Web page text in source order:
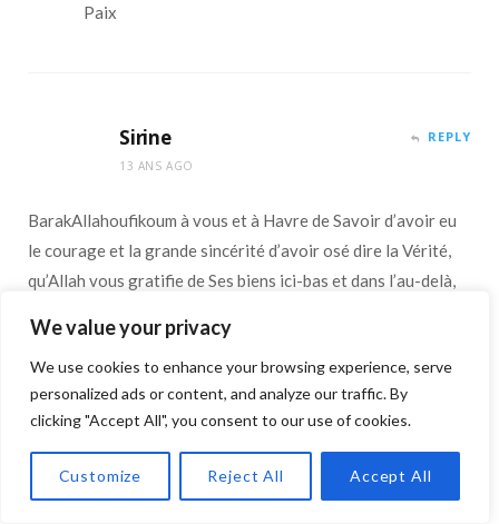
We value your privacy
We use cookies to enhance your browsing experience, serve
personalized ads or content, and analyze our traffic. By
clicking "Accept All", you consent to our use of cookies.
Customize Reject All Accept All
Paix
Sirine
13 ANS AGO
REPLY
BarakAllahoufikoum à vous et à Havre de Savoir d’avoir eu
le courage et la grande sincérité d’avoir osé dire la Vérité,
qu’Allah vous gratifie de Ses biens ici-bas et dans l’au-delà,
Honnêtement, quel plaisir de (re)découvrir ces vérités, la
Vérité de Dieu, que beaucoup de gens s’efforcent à vouloir
dissimuler dans notre Oumma, mais elhamdouliLah Dieu est
Grand et Juste, et la vérité finit toujours par éclater!